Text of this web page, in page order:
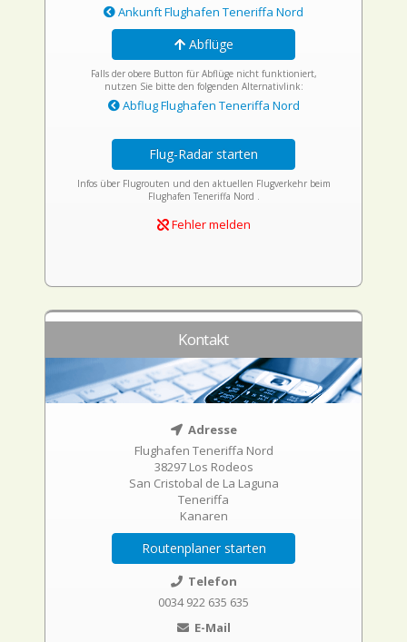
Ankunft Flughafen Teneriffa Nord
Abflüge
Falls der obere Button für Abflüge nicht funktioniert,
nutzen Sie bitte den folgenden Alternativlink:
Abflug Flughafen Teneriffa Nord
Flug-Radar starten
Infos über Flugrouten und den aktuellen Flugverkehr beim
Flughafen Teneriffa Nord .
Fehler melden
Kontakt
Adresse
Flughafen Teneriffa Nord
38297 Los Rodeos
San Cristobal de La Laguna
Teneriffa
Kanaren
Routenplaner starten
Telefon
0034 922 635 635
E-Mail